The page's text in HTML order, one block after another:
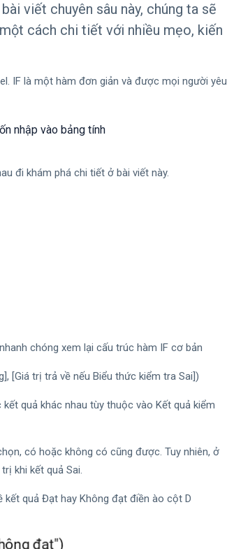
viết chuyên sâu này, chúng ta sẽ
cách chi tiết với nhiều mẹo, kiến
IF là một hàm đơn giản và được mọi người yêu
nhập vào bảng tính
đi khám phá chi tiết ở bài viết này.
chóng xem lại cấu trúc hàm IF cơ bản
[Giá trị trả về nếu Biểu thức kiểm tra Sai])
quả khác nhau tùy thuộc vào Kết quả kiểm
có hoặc không có cũng được. Tuy nhiên, ở
khi kết quả Sai.
quả Đạt hay Không đạt điền ào cột D